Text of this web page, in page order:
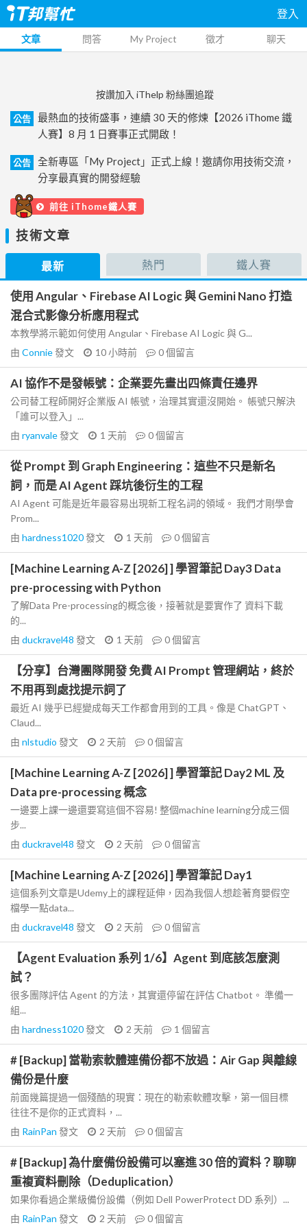
登入
文章 問答 My Project 徵才 聊天
按讚加入 iThelp 粉絲團追蹤
公告
最熱血的技術盛事，連續 30 天的修煉【2026 iThome 鐵
人賽】8 月 1 日賽事正式開啟！
公告
全新專區「My Project」正式上線！邀請你用技術交流，
分享最真實的開發經驗
前往 iThome鐵人賽
技術文章
最新 熱門 鐵人賽
使用 Angular、Firebase AI Logic 與 Gemini Nano 打造
混合式影像分析應用程式
本教學將示範如何使用 Angular、Firebase AI Logic 與 G...
由 Connie發文 10 小時前 0個留言
AI 協作不是發帳號：企業要先畫出四條責任邊界
公司替工程師開好企業版 AI 帳號，治理其實還沒開始。 帳號只解決
「誰可以登入」...
由 ryanvale發文 1 天前 0個留言
從 Prompt 到 Graph Engineering：這些不只是新名
詞，而是 AI Agent 踩坑後衍生的工程
AI Agent 可能是近年最容易出現新工程名詞的領域。 我們才剛學會
Prom...
由 hardness1020發文 1 天前 0個留言
[Machine Learning A-Z [2026] ] 學習筆記 Day3 Data
pre-processing with Python
了解Data Pre-processing的概念後，接著就是要實作了 資料下載
的...
由 duckravel48 發文 1 天前 0個留言
【分享】台灣團隊開發 免費 AI Prompt 管理網站，終於
不用再到處找提示詞了
最近 AI 幾乎已經變成每天工作都會用到的工具。像是 ChatGPT、
Claud...
由 nlstudio 發文 2 天前 0個留言
[Machine Learning A-Z [2026] ] 學習筆記 Day2 ML 及
Data pre-processing 概念
一邊要上課一邊還要寫這個不容易! 整個machine learning分成三個
步...
由 duckravel48 發文 2 天前 0個留言
[Machine Learning A-Z [2026] ] 學習筆記 Day1
這個系列文章是Udemy上的課程延伸，因為我個人想趁著育嬰假空
檔學一點data...
由 duckravel48 發文 2 天前 0個留言
【Agent Evaluation 系列 1/6】Agent 到底該怎麼測
試？
很多團隊評估 Agent 的方法，其實還停留在評估 Chatbot。 準備一
組...
由 hardness1020發文 2 天前 1 個留言
# [Backup] 當勒索軟體連備份都不放過：Air Gap 與離線
備份是什麼
前面幾篇提過一個殘酷的現實：現在的勒索軟體攻擊，第一個目標
往往不是你的正式資料，...
由 RainPan 發文 2 天前 0個留言
# [Backup] 為什麼備份設備可以塞進 30 倍的資料？聊聊
重複資料刪除（Deduplication）
如果你看過企業級備份設備（例如 Dell PowerProtect DD 系列）...
由 RainPan 發文 2 天前 0個留言